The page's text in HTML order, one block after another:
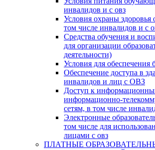
инвалидов и с овз
Условия охраны здоровья
том числе инвалидов и с
Средства обучения и
для организации
деятельности)
Условия для
Обеспечение доступа в
инвалидов и лиц с ОВЗ
Доступ к
информационно-
сетям, в том числе
Электронные
том числе для
лицами с овз
ПЛАТНЫЕ